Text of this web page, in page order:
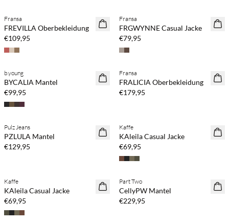
NEUHEITEN
Fransa
FREVILLA Oberbekleidung
€109,95
NEUHEITEN
Fransa
FRGWYNNE Casual Jacke
€79,95
NEUHEITEN
b.young
BYCALIA Mantel
€99,95
NEUHEITEN
Fransa
FRALICIA Oberbekleidung
€179,95
NEUHEITEN
Pulz Jeans
PZLULA Mantel
€129,95
NEUHEITEN
Kaffe
KAleila Casual Jacke
€69,95
NEUHEITEN
Kaffe
KAleila Casual Jacke
€69,95
NEUHEITEN
Part Two
CellyPW Mantel
€229,95